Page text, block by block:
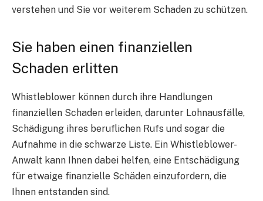
verstehen und Sie vor weiterem Schaden zu schützen.
Sie haben einen finanziellen
Schaden erlitten
Whistleblower können durch ihre Handlungen
finanziellen Schaden erleiden, darunter Lohnausfälle,
Schädigung ihres beruflichen Rufs und sogar die
Aufnahme in die schwarze Liste. Ein Whistleblower-
Anwalt kann Ihnen dabei helfen, eine Entschädigung
für etwaige finanzielle Schäden einzufordern, die
Ihnen entstanden sind.